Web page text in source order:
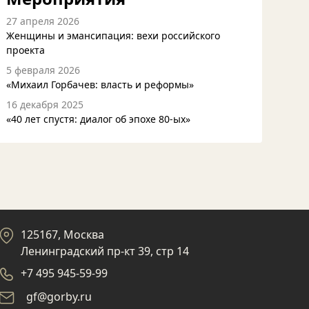
27 апреля 2026
Женщины и эмансипация: вехи российского
проекта
5 февраля 2026
«Михаил Горбачев: власть и реформы»
16 декабря 2025
«40 лет спустя: диалог об эпохе 80-ых»
125167, Москва
Ленинградский пр-кт 39, стр 14
+7 495 945-59-99
gf@gorby.ru